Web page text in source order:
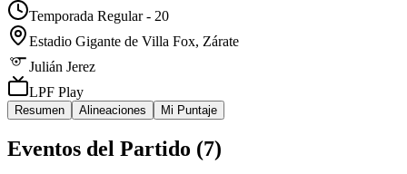
Temporada Regular - 20
Estadio Gigante de Villa Fox, Zárate
Julián Jerez
LPF Play
Resumen Alineaciones Mi Puntaje
Eventos del Partido (7)